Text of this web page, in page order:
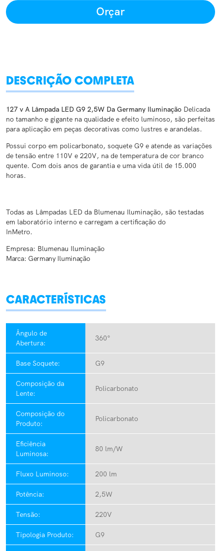
Orçar
DESCRIÇÃO COMPLETA
127 v A Lâmpada LED G9 2,5W Da Germany Iluminação Delicada
no tamanho e gigante na qualidade e efeito luminoso, são perfeitas
para aplicação em peças decorativas como lustres e arandelas.
Possui corpo em policarbonato, soquete G9 e atende as variações
de tensão entre 110V e 220V, na de temperatura de cor branco
quente. Com dois anos de garantia e uma vida útil de 15.000
horas.
Todas as Lâmpadas LED da Blumenau Iluminação, são testadas
em laboratório interno e carregam a certificação do
InMetro.
Empresa: Blumenau Iluminação
Marca: Germany Iluminação
CARACTERÍSTICAS
Ângulo de
Abertura:
360°
Base Soquete: G9
Composição da
Lente:
Policarbonato
Composição do
Produto:
Policarbonato
Eficiência
Luminosa:
80 lm/W
Fluxo Luminoso: 200 lm
Potência: 2,5W
Tensão: 220V
Tipologia Produto: G9